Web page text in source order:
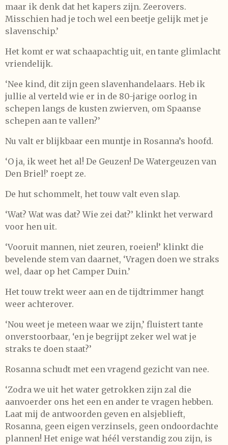
maar ik denk dat het kapers zijn. Zeerovers.
Misschien had je toch wel een beetje gelijk met je
slavenschip.’
Het komt er wat schaapachtig uit, en tante glimlacht
vriendelijk.
‘Nee kind, dit zijn geen slavenhandelaars. Heb ik
jullie al verteld wie er in de 80-jarige oorlog in
schepen langs de kusten zwierven, om Spaanse
schepen aan te vallen?’
Nu valt er blijkbaar een muntje in Rosanna’s hoofd.
‘O ja, ik weet het al! De Geuzen! De Watergeuzen van
Den Briel!’ roept ze.
De hut schommelt, het touw valt even slap.
‘Wat? Wat was dat? Wie zei dat?’ klinkt het verward
voor hen uit.
‘Vooruit mannen, niet zeuren, roeien!’ klinkt die
bevelende stem van daarnet, ‘Vragen doen we straks
wel, daar op het Camper Duin.’
Het touw trekt weer aan en de tijdtrimmer hangt
weer achterover.
‘Nou weet je meteen waar we zijn,’ fluistert tante
onverstoorbaar, ‘en je begrijpt zeker wel wat je
straks te doen staat?’
Rosanna schudt met een vragend gezicht van nee.
‘Zodra we uit het water getrokken zijn zal die
aanvoerder ons het een en ander te vragen hebben.
Laat mij de antwoorden geven en alsjeblieft,
Rosanna, geen eigen verzinsels, geen ondoordachte
plannen! Het enige wat héél verstandig zou zijn, is